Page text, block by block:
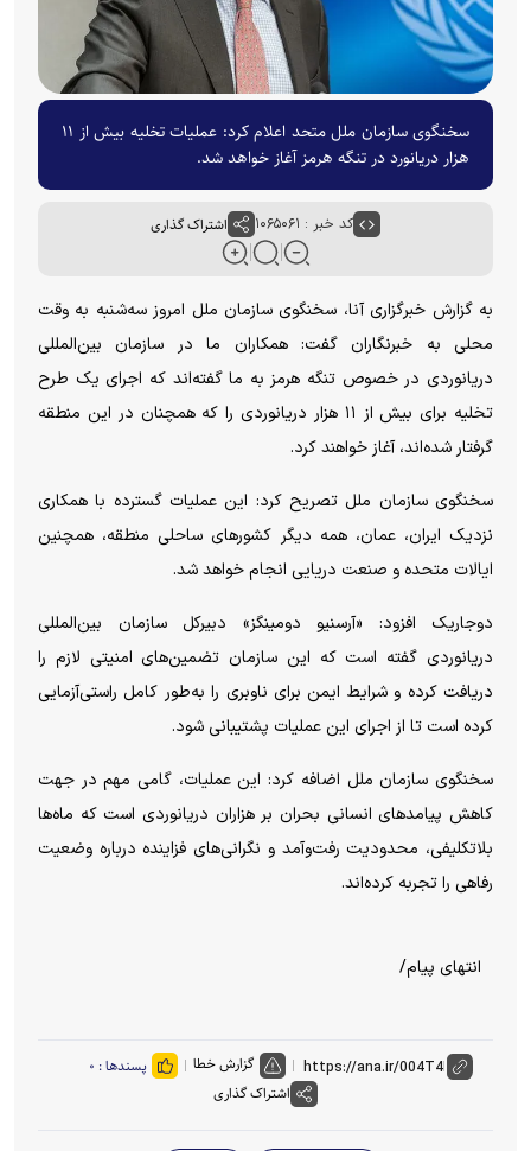
سخنگوی سازمان ملل متحد اعلام کرد: عملیات تخلیه بیش از ۱۱
هزار دریانورد در تنگه هرمز آغاز خواهد شد.
کد خبر : ۱۰۶۵۰۶۱ اشتراک گذاری
به گزارش خبرگزاری آنا، سخنگوی سازمان ملل امروز سه‌شنبه به وقت
محلی به خبرنگاران گفت: همکاران ما در سازمان بین‌المللی
دریانوردی در خصوص تنگه هرمز به ما گفته‌اند که اجرای یک طرح
تخلیه برای بیش از ۱۱ هزار دریانوردی را که همچنان در این منطقه
گرفتار شده‌اند، آغاز خواهند کرد.
سخنگوی سازمان ملل تصریح کرد: این عملیات گسترده با همکاری
نزدیک ایران، عمان، همه دیگر کشورهای ساحلی منطقه، همچنین
ایالات متحده و صنعت دریایی انجام خواهد شد.
دوجاریک افزود: «آرسنیو دومینگز» دبیرکل سازمان بین‌المللی
دریانوردی گفته است که این سازمان تضمین‌های امنیتی لازم را
دریافت کرده و شرایط ایمن برای ناوبری را به‌طور کامل راستی‌آزمایی
کرده است تا از اجرای این عملیات پشتیبانی شود.
سخنگوی سازمان ملل اضافه کرد: این عملیات، گامی مهم در جهت
کاهش پیامدهای انسانی بحران بر هزاران دریانوردی است که ماه‌ها
بلاتکلیفی، محدودیت رفت‌وآمد و نگرانی‌های فزاینده درباره وضعیت
رفاهی را تجربه کرده‌اند.
انتهای پیام/
گزارش خطا پسندها : ۰
اشتراک گذاری